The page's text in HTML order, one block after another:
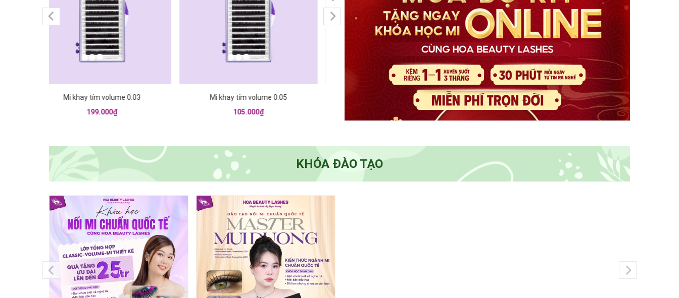
-}
Mi khay tím volume 0.05
105.000₫
Mi khay tím volume 0.07
105.000₫
Mi cao cấp classic
220.000₫
-}
Mi cao cấp Volume
280.000₫
KHÓA ĐÀO TẠO
{!-- Hình có link sang trang chi tiết -
{!-- Hình có link sang trang chi tiết -